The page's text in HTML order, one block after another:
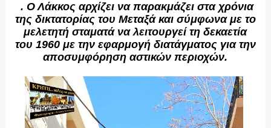
. Ο Λάκκος αρχίζει να παρακμάζει στα χρόνια
της δικτατορίας του Mεταξά και σύμφωνα με το
μελετητή σταματά να λειτουργεί τη δεκαετία
του 1960 με την εφαρμογή διατάγματος για την
αποσυμφόρηση αστικών περιοχών.